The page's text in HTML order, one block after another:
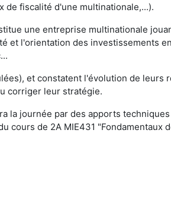
de fiscalité d'une multinationale,...).
une entreprise multinationale
l'orientation des investissements
et constatent l'évolution de leurs
corriger leur stratégie.
la journée par des apports
de 2A MIE431 "Fondamentaux